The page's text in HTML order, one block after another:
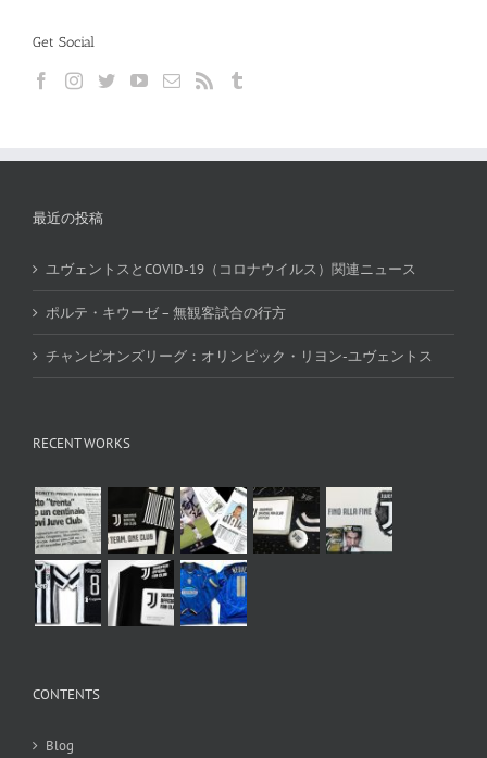
Get Social
最近の投稿
ユヴェントスとCOVID-19（コロナウイルス）関連ニュース
ポルテ・キウーゼ – 無観客試合の行方
チャンピオンズリーグ：オリンピック・リヨン-ユヴェントス
RECENT WORKS
CONTENTS
Blog